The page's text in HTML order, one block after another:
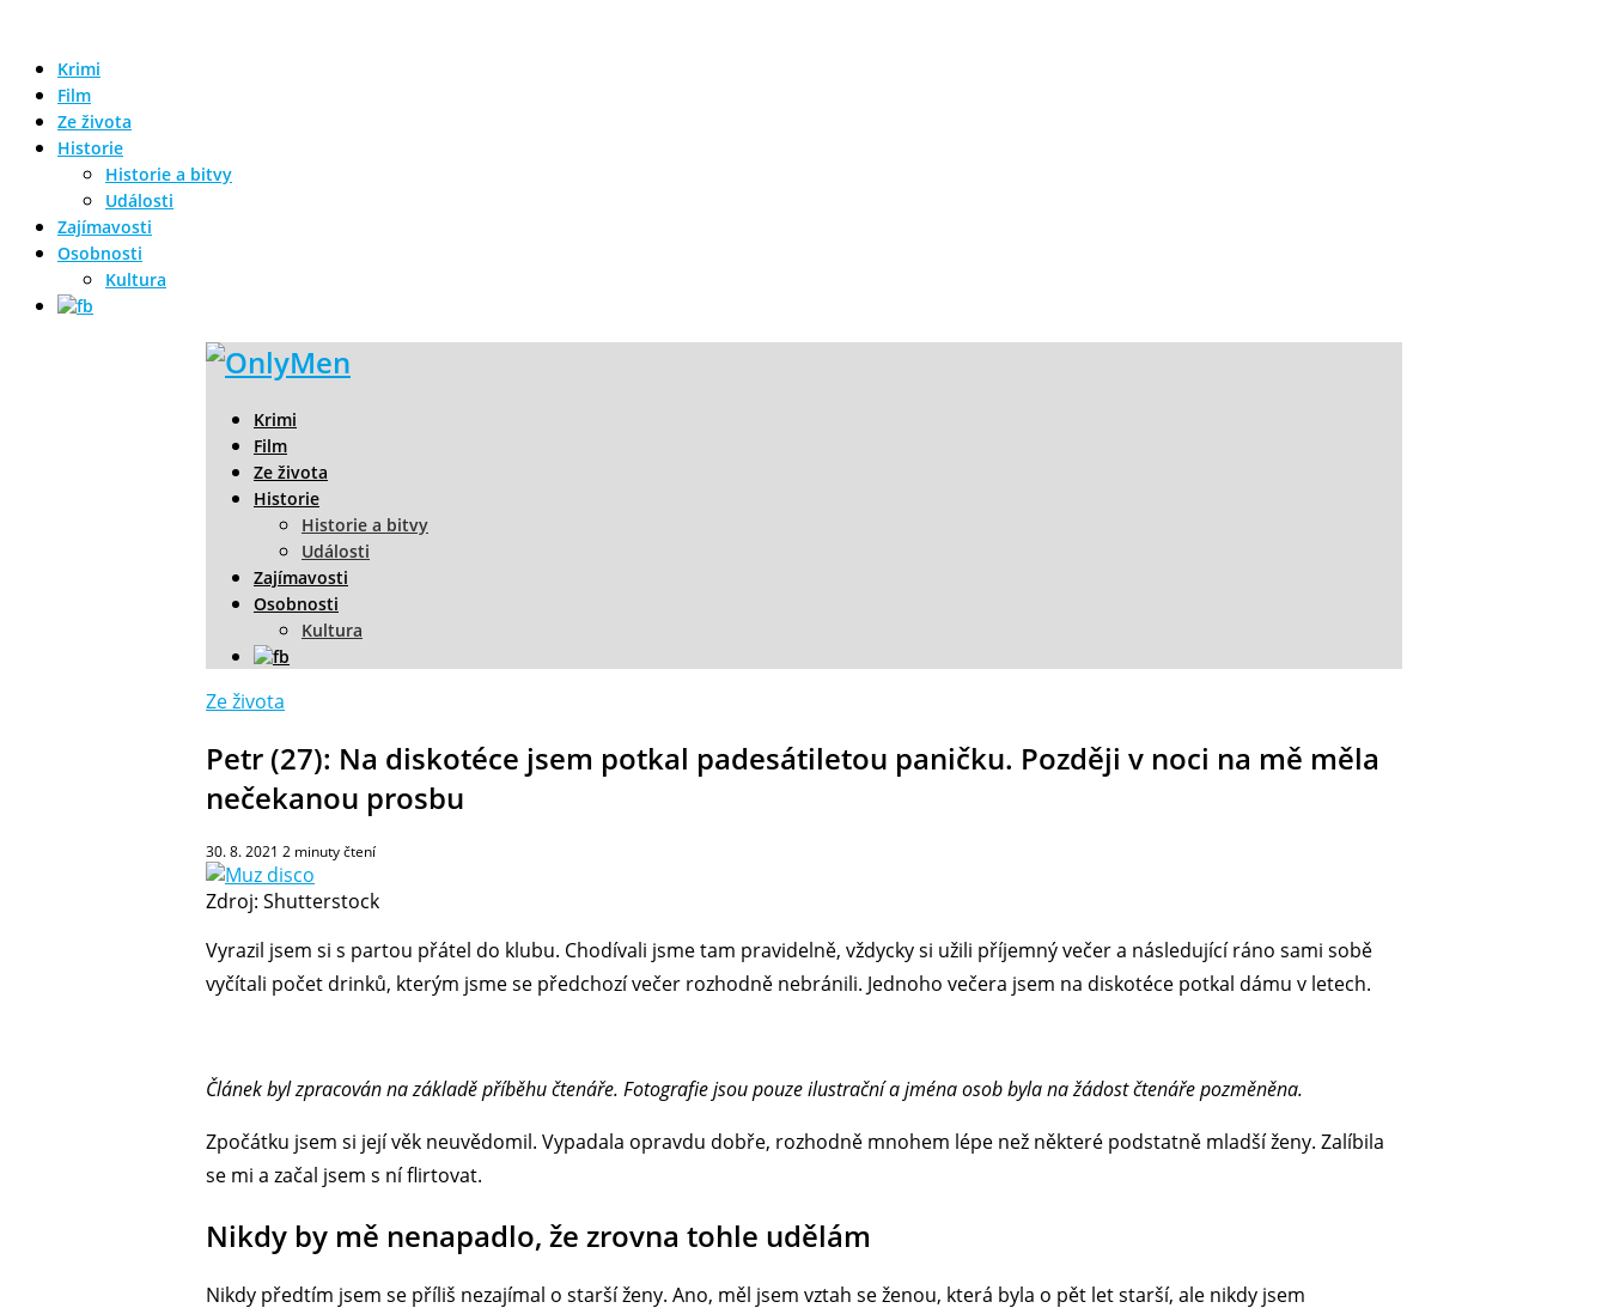
Krimi
Film
Ze života
Historie
Historie a bitvy
Události
Zajímavosti
Osobnosti
Kultura
Krimi
Film
Ze života
Historie
Historie a bitvy
Události
Zajímavosti
Osobnosti
Kultura
Ze života
Petr (27): Na diskotéce jsem potkal padesátiletou paničku. Později v noci na mě měla
nečekanou prosbu
30. 8. 2021 2 minuty čtení
Zdroj: Shutterstock
Vyrazil jsem si s partou přátel do klubu. Chodívali jsme tam pravidelně, vždycky si užili příjemný večer a následující ráno sami sobě
vyčítali počet drinků, kterým jsme se předchozí večer rozhodně nebránili. Jednoho večera jsem na diskotéce potkal dámu v letech.
Článek byl zpracován na základě příběhu čtenáře. Fotografie jsou pouze ilustrační a jména osob byla na žádost čtenáře pozměněna.
Zpočátku jsem si její věk neuvědomil. Vypadala opravdu dobře, rozhodně mnohem lépe než některé podstatně mladší ženy. Zalíbila
se mi a začal jsem s ní flirtovat.
Nikdy by mě nenapadlo, že zrovna tohle udělám
Nikdy předtím jsem se příliš nezajímal o starší ženy. Ano, měl jsem vztah se ženou, která byla o pět let starší, ale nikdy jsem